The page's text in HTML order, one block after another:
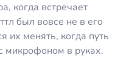
когда встречает
был вовсе не в его
их менять, когда путь
микрофоном в руках.